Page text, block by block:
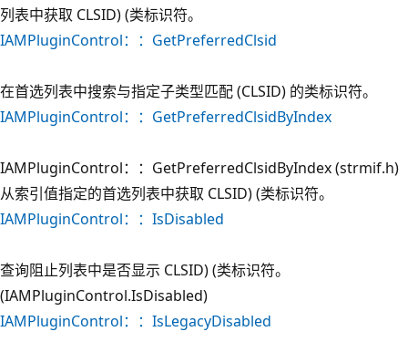
列表中获取 CLSID) (类标识符。
IAMPluginControl：：GetPreferredClsid
在首选列表中搜索与指定子类型匹配 (CLSID) 的类标识符。
IAMPluginControl：：GetPreferredClsidByIndex
IAMPluginControl：：GetPreferredClsidByIndex (strmif.h)
从索引值指定的首选列表中获取 CLSID) (类标识符。
IAMPluginControl：：IsDisabled
查询阻止列表中是否显示 CLSID) (类标识符。
(IAMPluginControl.IsDisabled)
IAMPluginControl：：IsLegacyDisabled